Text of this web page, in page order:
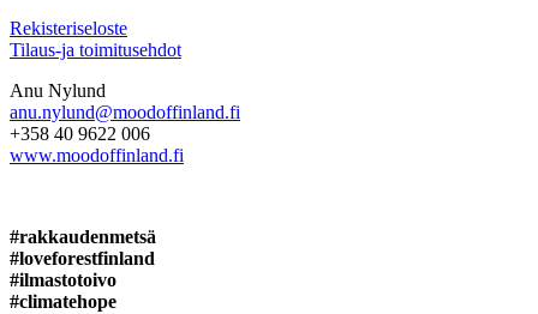
Rekisteriseloste
Tilaus-ja toimitusehdot
Anu Nylund
anu.nylund@moodoffinland.fi
+358 40 9622 006
www.moodoffinland.fi
#rakkaudenmetsä
#loveforestfinland
#ilmastotoivo
#climatehope